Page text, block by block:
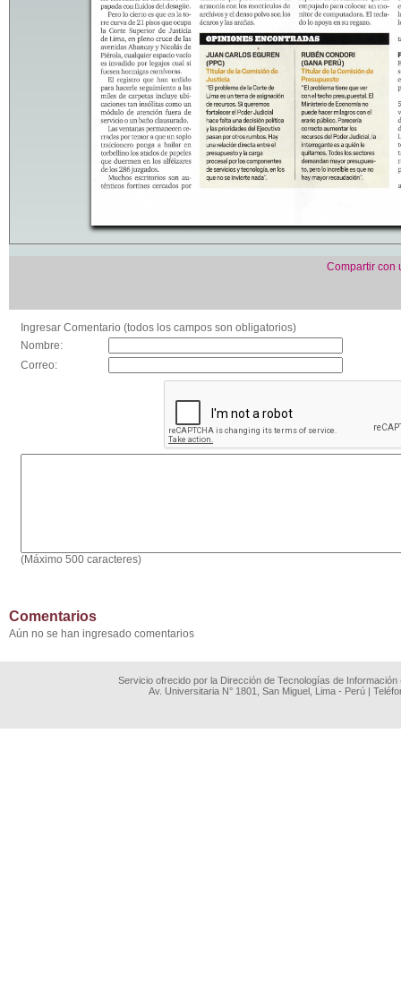
Compartir con
Ingresar Comentario (todos los campos son obligatorios)
Nombre:
Correo:
(Máximo 500 caracteres)
Comentarios
Aún no se han ingresado comentarios
Servicio ofrecido por la Dirección de Tecnologías de
Av. Universitaria N° 1801, San Miguel, Lima - Perú |